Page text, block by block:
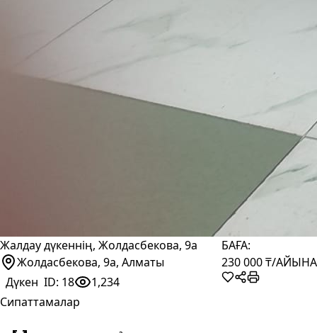
Жалдау дүкеннің, Жолдасбекова, 9а
Жолдасбекова, 9а, Алматы
Дүкен ID: 18 1,234
БАҒА:
230 000 ₸/АЙЫНА
Сипаттамалар